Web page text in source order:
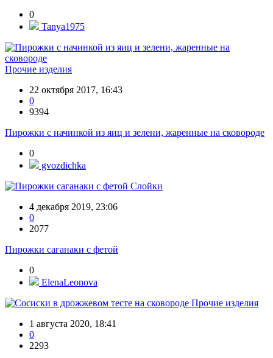
0
Tanya1975
Прочие изделия
22 октября 2017, 16:43
0
9394
Пирожки с начинкой из яиц и зелени, жаренные на сковороде
0
gvozdichka
Слойки
4 декабря 2019, 23:06
0
2077
Пирожки саганаки с фетой
0
ElenaLeonova
Прочие изделия
1 августа 2020, 18:41
0
2293